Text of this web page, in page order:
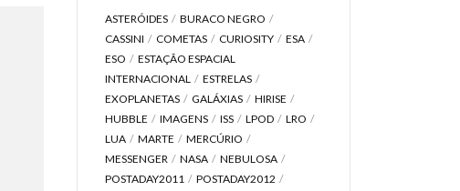
ASTERÓIDES
BURACO NEGRO
CASSINI
COMETAS CURIOSITY
ESA
ESO
ESTAÇÃO ESPACIAL
INTERNACIONAL
ESTRELAS
EXOPLANETAS
GALÁXIAS
HIRISE
HUBBLE
IMAGENS ISS LPOD
LRO
LUA
MARTE
MERCÚRIO
MESSENGER
NASA
NEBULOSA
POSTADAY2011
POSTADAY2012